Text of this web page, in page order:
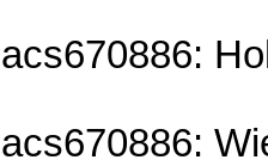
acs670886:
acs670886: